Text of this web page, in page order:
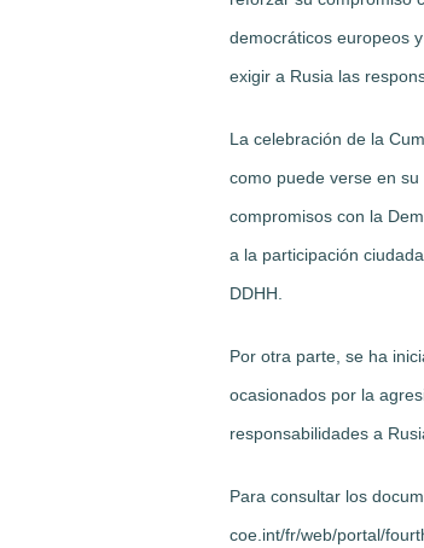
democráticos europeos
exigir a Rusia las
La celebración de la
como puede verse en
compromisos con la
a la participación
DDHH.
Por otra parte, se ha
ocasionados por la
responsabilidades a
Para consultar los
coe.int/fr/web/portal/